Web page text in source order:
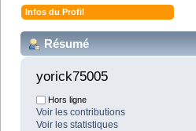
Infos du Profil
Résumé
yorick75005
Hors ligne
Voir les contributions
Voir les statistiques